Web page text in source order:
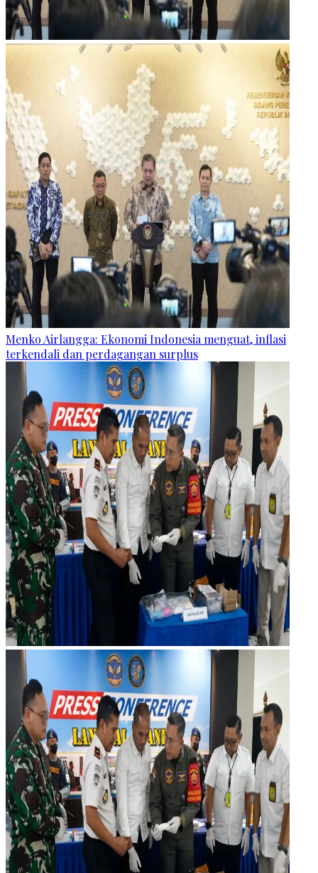
Menko Airlangga: Ekonomi Indonesia menguat, inflasi
terkendali dan perdagangan surplus